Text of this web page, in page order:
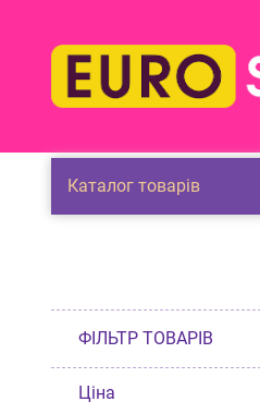
Каталог товарів
ФІЛЬТР ТОВАРІВ
Ціна